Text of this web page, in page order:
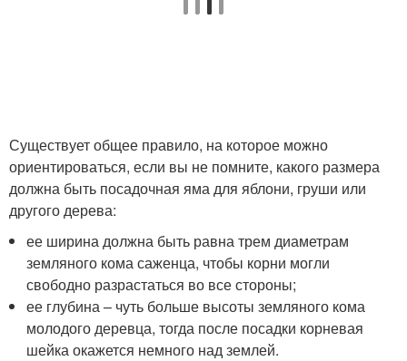
Существует общее правило, на которое можно
ориентироваться, если вы не помните, какого размера
должна быть посадочная яма для яблони, груши или
другого дерева:
ее ширина должна быть равна трем диаметрам
земляного кома саженца, чтобы корни могли
свободно разрастаться во все стороны;
ее глубина – чуть больше высоты земляного кома
молодого деревца, тогда после посадки корневая
шейка окажется немного над землей.